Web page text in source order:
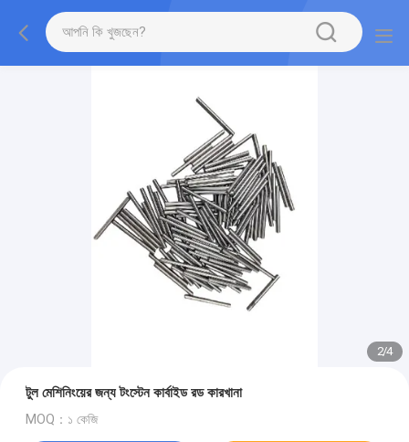
2/4
টুল মেশিনিংয়ের জন্য টংস্টেন কার্বাইড রড কারখানা
MOQ：১ কেজি